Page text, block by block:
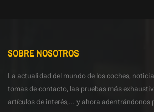
SOBRE NOSOTROS
La actualidad del mundo de los coches,
tomas de contacto, las pruebas más
artículos de interés,... y ahora adentrándonos